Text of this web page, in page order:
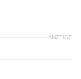
ANZEIGE